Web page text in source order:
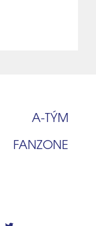
A‑TÝM
FANZONE